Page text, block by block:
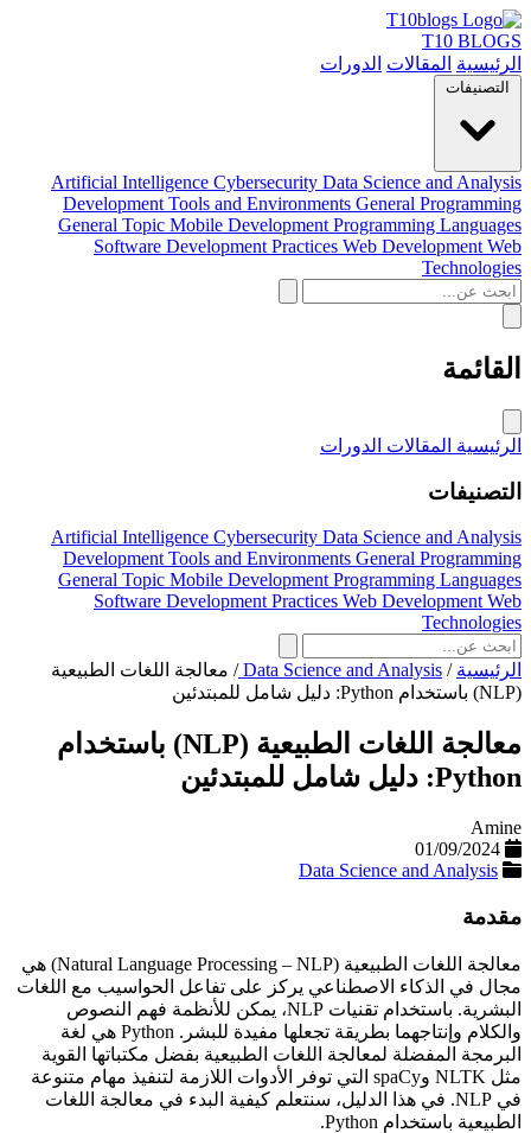
T10 BLOGS
الرئيسية المقالات الدورات
التصنيفات
Artificial Intelligence Cybersecurity Data Science and Analysis
Development Tools and Environments General Programming
General Topic Mobile Development Programming Languages
Software Development Practices Web Development Web
Technologies
القائمة
الرئيسية المقالات الدورات
التصنيفات
Artificial Intelligence Cybersecurity Data Science and Analysis
Development Tools and Environments General Programming
General Topic Mobile Development Programming Languages
Software Development Practices Web Development Web
Technologies
الرئيسية /
Data Science and Analysis
/ معالجة اللغات الطبيعية
(NLP) باستخدام Python: دليل شامل للمبتدئين
معالجة اللغات الطبيعية (NLP) باستخدام
Python: دليل شامل للمبتدئين
Amine
01/09/2024
Data Science and Analysis
مقدمة
معالجة اللغات الطبيعية (Natural Language Processing – NLP) هي
مجال في الذكاء الاصطناعي يركز على تفاعل الحواسيب مع اللغات
البشرية. باستخدام تقنيات NLP، يمكن للأنظمة فهم النصوص
والكلام وإنتاجهما بطريقة تجعلها مفيدة للبشر. Python هي لغة
البرمجة المفضلة لمعالجة اللغات الطبيعية بفضل مكتباتها القوية
مثل NLTK وspaCy التي توفر الأدوات اللازمة لتنفيذ مهام متنوعة
في NLP. في هذا الدليل، سنتعلم كيفية البدء في معالجة اللغات
الطبيعية باستخدام Python.